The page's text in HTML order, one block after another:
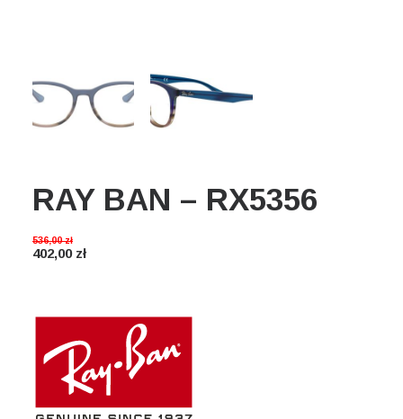
Wyszukiwanie
Koszyk
RAY BAN – RX5356
536,00zł
402,00 zł